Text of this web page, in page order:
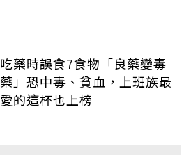
吃藥時誤食7食物「良藥變毒
藥」恐中毒、貧血，上班族最
愛的這杯也上榜